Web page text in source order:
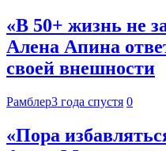
«В 50+ жизнь не
Алена Апина
своей внешности
Рамблер3 года спустя 0
«Пора